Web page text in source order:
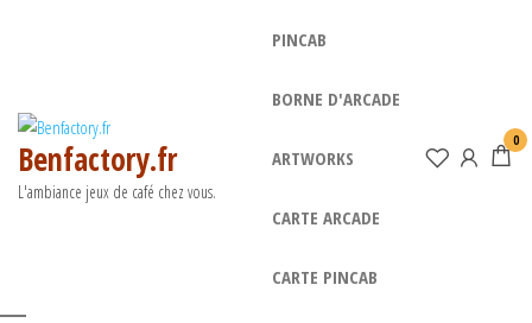
Benfactory.fr
L'ambiance jeux de café chez vous.
PINCAB
BORNE D'ARCADE
ARTWORKS
CARTE ARCADE
CARTE PINCAB
0